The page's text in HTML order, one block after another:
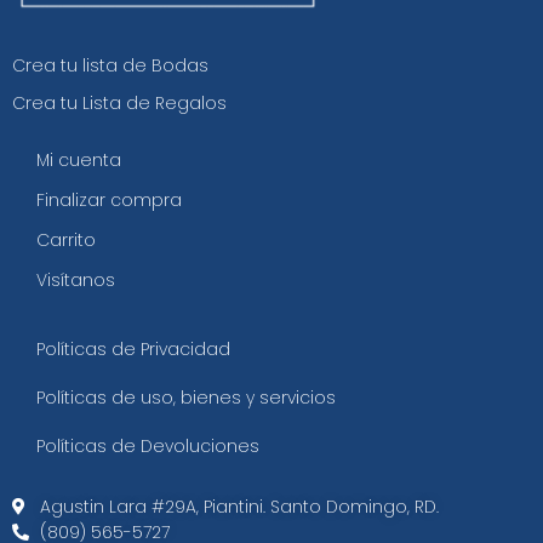
Crea tu lista de Bodas
Crea tu Lista de Regalos
Mi cuenta
Finalizar compra
Carrito
Visítanos
Políticas de Privacidad
Políticas de uso, bienes y servicios
Políticas de Devoluciones
Agustin Lara #29A, Piantini. Santo Domingo, RD.​
(809) 565-5727